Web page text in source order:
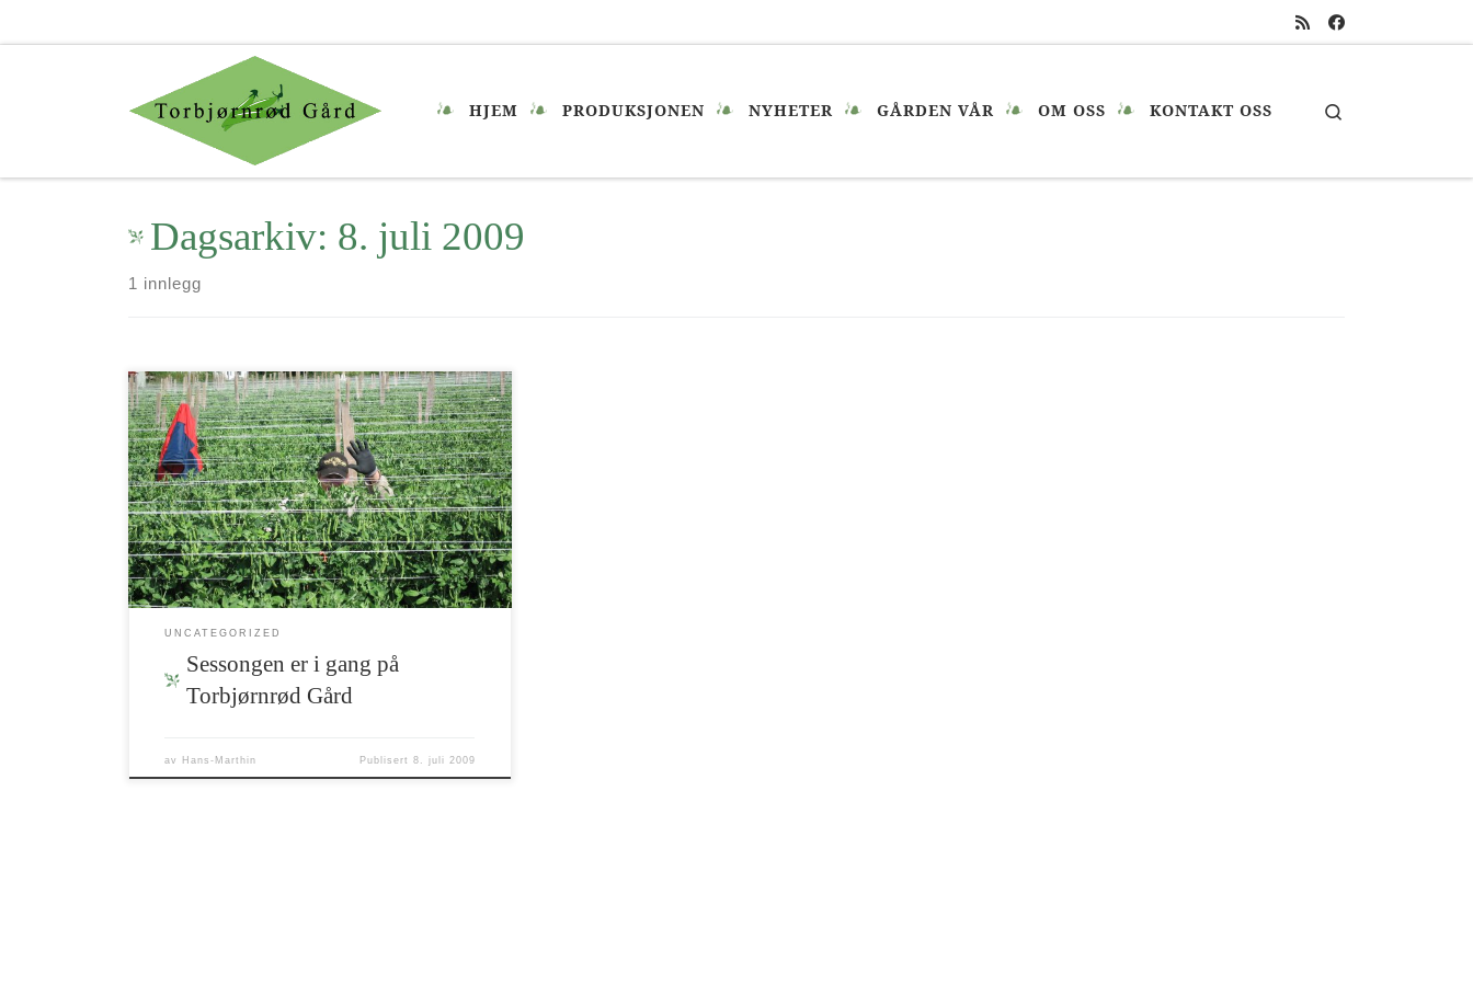
HJEM PRODUKSJONEN NYHETER GÅRDEN VÅR OM OSS KONTAKT OSS
Dagsarkiv: 8. juli 2009
1 innlegg
Nå er endelig innhøstingen av sukkererter
igang. Se på våre fantastiske sessongarbeidere
som jobber
UNCATEGORIZED
Sessongen er i gang på
Torbjørnrød Gård
av Hans-Marthin Publisert 8. juli 2009